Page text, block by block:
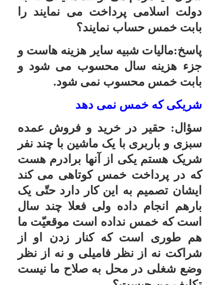
ایشان تصمیم به این کار دارد حتّى یک
بارهم انجام داده ولى فعلا چند سال
است که خمس نداده است موقعیّت ما
شراکت نه از نظر فامیلى و نه از نظر
وضع شغلى در محل به صلاح ما نیست
تکلیف من چیست؟
پاسخ:ما به شما اجازه مى دهیم که
خود تصرّف کنید و سعى کنید برادرتان
را نیز امر به معروف کنید.
سیادت از طریق مادر
سؤال:آیا سیادت از طریق مادر به
فرزندان او منتقل مى شود؟
پاسخ:بعضى از احکام سیادت از جمله
گرفتن خمس منتقل نمى شود و سبب
آن در کتب فقهیّه بیان شده است.
پرداخت خمس به غیر مرجع تقلید خود
سؤال: آیا لازم است که هر مقلّدى
خمس اموالش را به مرجع تقلید
خودش بدهد؟
پاسخ:اعطاى خمس به مرجع مقلّد در
صورتى لازم است که معلوم نباشد
مجتهدین دیگر در همان مصارفى که